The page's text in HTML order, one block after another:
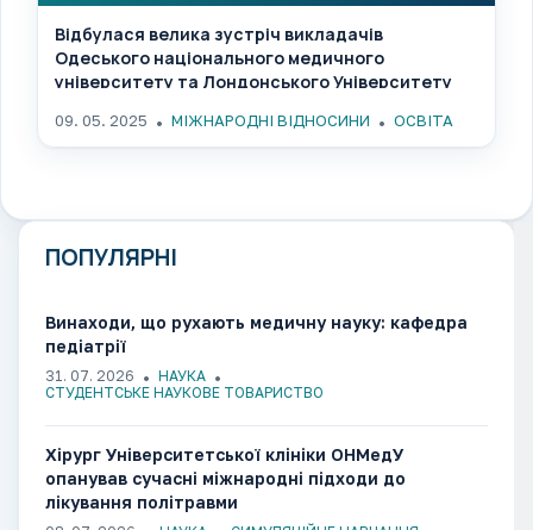
Відбулася велика зустріч викладачів
Одеського національного медичного
університету та Лондонського Університету
09. 05. 2025 МІЖНАРОДНІ ВІДНОСИНИ ОСВІТА
ПОПУЛЯРНІ
Винаходи, що рухають медичну науку: кафедра
педіатрії
31. 07. 2026
НАУКА
СТУДЕНТСЬКЕ НАУКОВЕ ТОВАРИСТВО
Хірург Університетської клініки ОНМедУ
опанував сучасні міжнародні підходи до
лікування політравми